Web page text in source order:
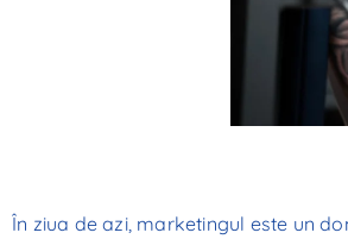
În ziua de azi, marketingul este un